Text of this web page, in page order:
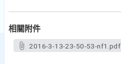
相關附件
2016-3-13-23-50-53-nf1.pdf